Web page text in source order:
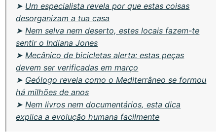
➤ Um especialista revela por que estas coisas
desorganizam a tua casa
➤ Nem selva nem deserto, estes locais fazem-te
sentir o Indiana Jones
➤ Mecânico de bicicletas alerta: estas peças
devem ser verificadas em março
➤ Geólogo revela como o Mediterrâneo se formou
há milhões de anos
➤ Nem livros nem documentários, esta dica
explica a evolução humana facilmente